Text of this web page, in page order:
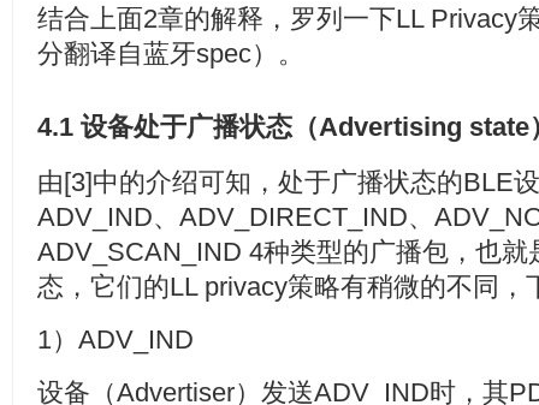
结合上面2章的解释，罗列一下LL Privacy
分翻译自蓝牙spec）。
4.1 设备处于广播状态（Advertising state
由[3]中的介绍可知，处于广播状态的BLE
ADV_IND、ADV_DIRECT_IND、
ADV_SCAN_IND 4种类型的广播包，也
态，它们的LL privacy策略有稍微的不同，
1）ADV_IND
设备（Advertiser）发送ADV_IND时，其